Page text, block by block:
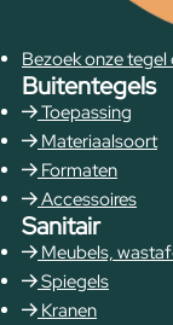
Bezoek onze
Buitentegels
Toepassing
Materiaalsoort
Formaten
Accessoires
Sanitair
Meubels,
Spiegels
Kranen